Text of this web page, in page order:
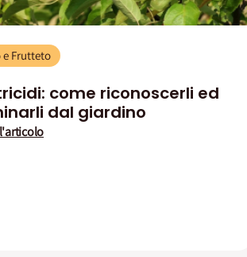
e Frutteto
come riconoscerli ed
dal giardino